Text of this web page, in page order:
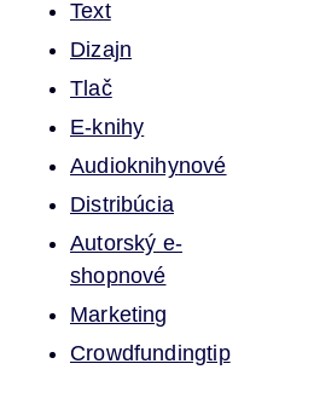
Text
Dizajn
Tlač
E-knihy
Audioknihynové
Distribúcia
Autorský e-
shopnové
Marketing
Crowdfundingtip